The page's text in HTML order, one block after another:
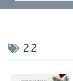
22